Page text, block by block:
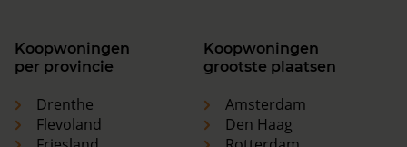
Koopwoningen
per provincie
Drenthe
Flevoland
Koopwoningen
grootste plaatsen
Amsterdam
Den Haag